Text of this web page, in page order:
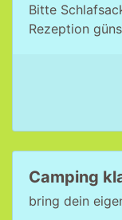
Bitte
Rezeption
Camping
bring dein